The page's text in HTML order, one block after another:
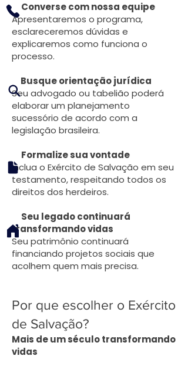
Converse com nossa equipe
Apresentaremos o programa,
esclareceremos dúvidas e
explicaremos como funciona o
processo.
Busque orientação jurídica
Seu advogado ou tabelião poderá
elaborar um planejamento
sucessório de acordo com a
legislação brasileira.
Formalize sua vontade
Inclua o Exército de Salvação em seu
testamento, respeitando todos os
direitos dos herdeiros.
Seu legado continuará
transformando vidas
Seu patrimônio continuará
financiando projetos sociais que
acolhem quem mais precisa.
Por que escolher o Exército
de Salvação?
Mais de um século transformando
vidas